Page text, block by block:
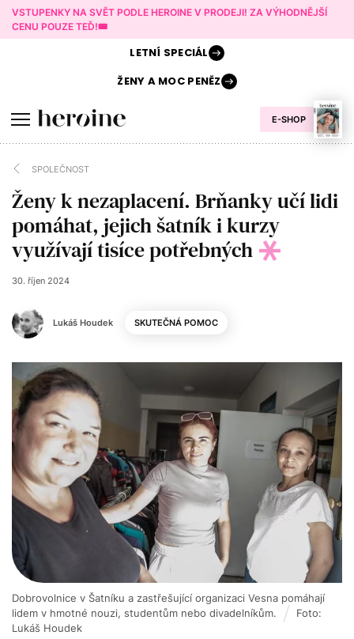
VSTUPENKY NA SVĚT PODLE HEROINE V PRODEJI! ZA VÝHODNĚJŠÍ
CENU POUZE TEĎ!🎟️
E-SHOP
LETNÍ SPECIÁL
ŽENY AMOC PENĚZ
SPOLEČNOST
Ženy k nezaplacení. Brňanky učí lidi
pomáhat, jejich šatník i kurzy
využívají tisíce potřebných
Lukáš Houdek
30. říjen 2024
SKUTEČNÁ POMOC
Dobrovolnice v Šatníku a zastřešující organizaci Vesna pomáhají
lidem v hmotné nouzi, studentům nebo divadelníkům.
Foto:
Lukáš Houdek